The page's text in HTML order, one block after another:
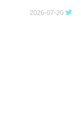
2026-07-20